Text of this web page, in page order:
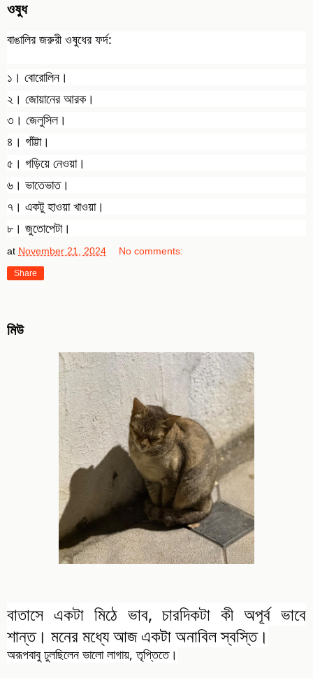
ওষুধ
বাঙালির জরুরী ওষুধের ফর্দ:
১। বোরোলিন।
২। জোয়ানের আরক।
৩। জেলুসিল।
৪। গাঁট্টা।
৫। গড়িয়ে নেওয়া।
৬। ভাতেভাত।
৭। একটু হাওয়া খাওয়া।
৮। জুতোপেটা।
at November 21, 2024 No comments:
Share
মিউ
বাতাসে একটা মিঠে ভাব, চারদিকটা কী অপূর্ব ভাবে
শান্ত। মনের মধ্যে আজ একটা অনাবিল স্বস্তি।
অরূপবাবু ঢুলছিলেন ভালো লাগায়, তৃপ্তিতে।